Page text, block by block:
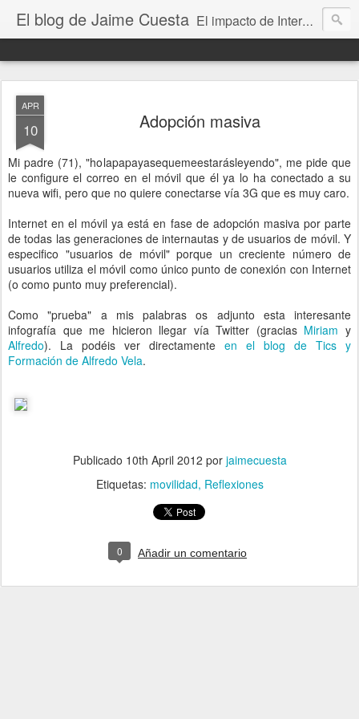
El blog de Jaime Cuesta El impacto de Internet en la sociedad visto con mis propios ojos
APR
10 Adopción masiva
Mi padre (71), "holapapayasequemeestarásleyendo", me pide que
le configure el correo en el móvil que él ya lo ha conectado a su
nueva wifi, pero que no quiere conectarse vía 3G que es muy caro.
Internet en el móvil ya está en fase de adopción masiva por parte
de todas las generaciones de internautas y de usuarios de móvil. Y
especifico "usuarios de móvil" porque un creciente número de
usuarios utiliza el móvil como único punto de conexión con Internet
(o como punto muy preferencial).
Como "prueba" a mis palabras os adjunto esta interesante
infografía que me hicieron llegar vía Twitter (gracias Miriam y
Alfredo). La podéis ver directamente en el blog de Tics y
Formación de Alfredo Vela.
Publicado 10th April 2012 por jaimecuesta
Etiquetas: movilidad Reflexiones
0 Añadir un comentario